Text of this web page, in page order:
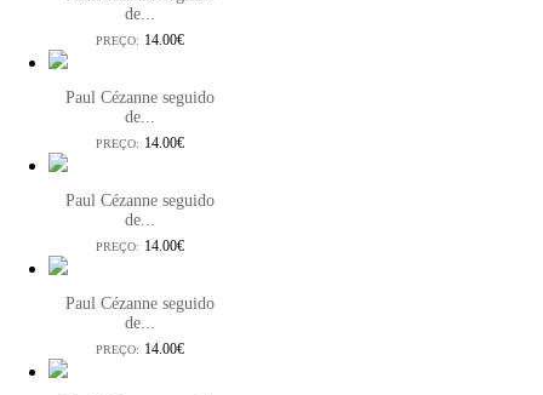
de...
PREÇO: 14.00€
Paul Cézanne seguido
de...
PREÇO: 14.00€
Paul Cézanne seguido
de...
PREÇO: 14.00€
Paul Cézanne seguido
de...
PREÇO: 14.00€